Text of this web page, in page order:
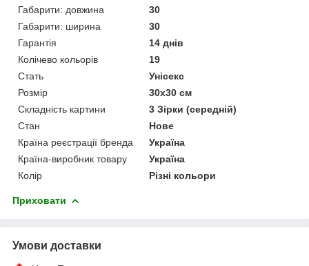
Габарити: довжина
30
Габарити: ширина
30
Гарантія
14 днів
Колічево кольорів
19
Стать
Унісекс
Розмір
30х30 см
Складність картини
3 Зірки (середній)
Стан
Нове
Країна реєстрації бренда
Україна
Країна-виробник товару
Україна
Колір
Різні кольори
Приховати
Умови доставки